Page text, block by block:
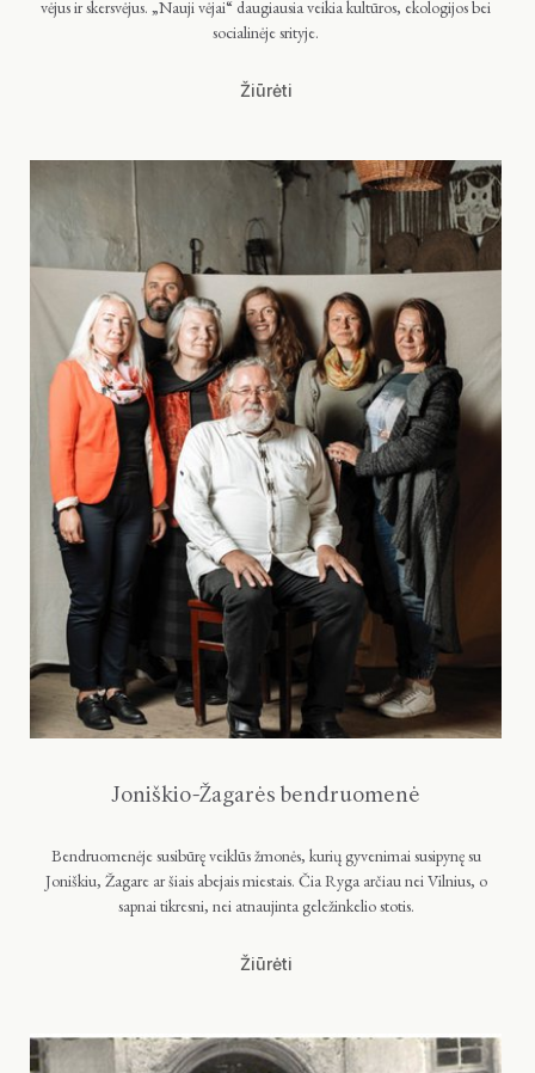
vėjus ir skersvėjus. „Nauji vėjai“ daugiausia veikia kultūros, ekologijos bei
socialinėje srityje.
Žiūrėti
Joniškio-Žagarės bendruomenė
Bendruomenėje susibūrę veiklūs žmonės, kurių gyvenimai susipynę su
Joniškiu, Žagare ar šiais abejais miestais. Čia Ryga arčiau nei Vilnius, o
sapnai tikresni, nei atnaujinta geležinkelio stotis.
Žiūrėti